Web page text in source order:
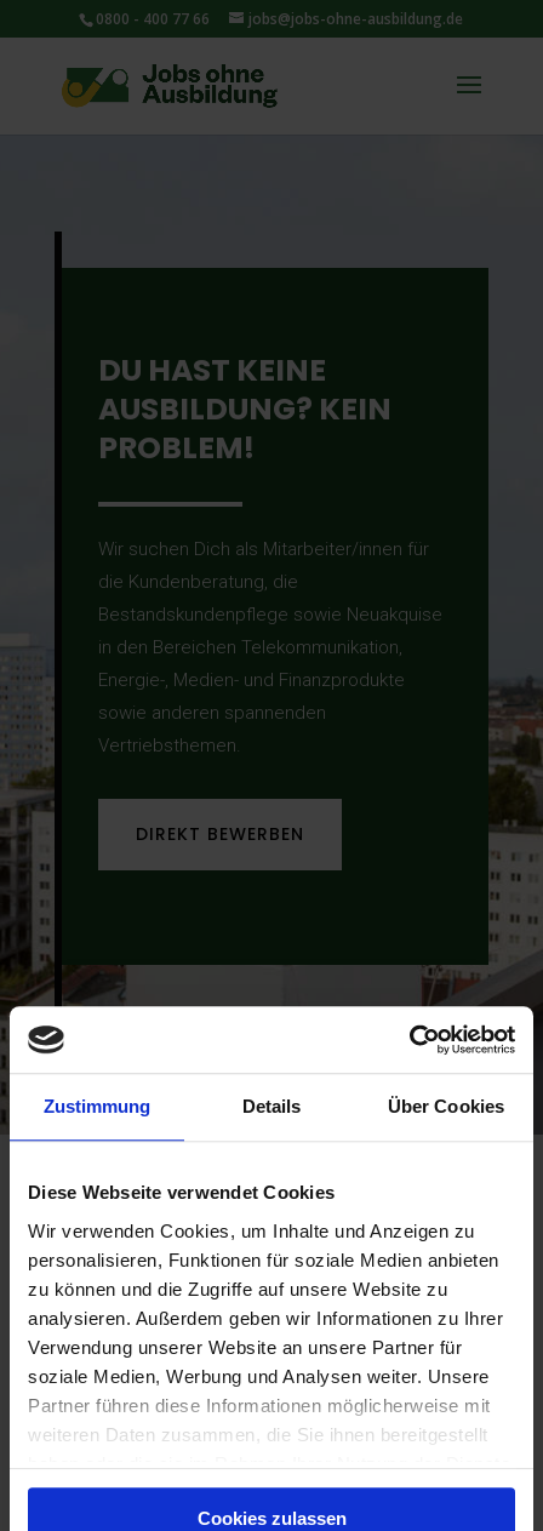
Zustimmung Details Über Cookies
Diese Webseite verwendet Cookies
Wir verwenden Cookies, um Inhalte und Anzeigen zu
personalisieren, Funktionen für soziale Medien anbieten
zu können und die Zugriffe auf unsere Website zu
analysieren. Außerdem geben wir Informationen zu Ihrer
Verwendung unserer Website an unsere Partner für
soziale Medien, Werbung und Analysen weiter. Unsere
Partner führen diese Informationen möglicherweise mit
weiteren Daten zusammen, die Sie ihnen bereitgestellt
haben oder die sie im Rahmen Ihrer Nutzung der Dienste
gesammelt haben.
Cookies zulassen
0800 - 400 77 66 jobs@jobs-ohne-ausbildung.de
DU HAST KEINE
AUSBILDUNG? KEIN
PROBLEM!
Wir suchen Dich als Mitarbeiter/innen für
die Kundenberatung, die
Bestandskundenpflege sowie Neuakquise
in den Bereichen Telekommunikation,
Energie-, Medien- und Finanzprodukte
sowie anderen spannenden
Vertriebsthemen.
DIREKT BEWERBEN
Jobsuche
416 Stellenanzeigen